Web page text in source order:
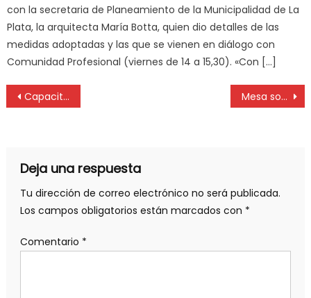
con la secretaria de Planeamiento de la Municipalidad de La
Plata, la arquitecta María Botta, quien dio detalles de las
medidas adoptadas y las que se vienen en diálogo con
Comunidad Profesional (viernes de 14 a 15,30). «Con […]
Capacitación virtual «ChatGPT un reto pedagógico para los educadores» Mesa sobre gestión de emprendedores y emprendedoras
Deja una respuesta
Tu dirección de correo electrónico no será publicada.
Los campos obligatorios están marcados con *
Comentario *